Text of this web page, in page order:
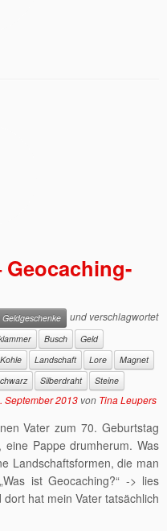
Geocaching-
Geldgeschenke
und verschlagwortet
Busch
Geld
Kohle Landschaft Lore
Magnet
Silberdraht
Steine
September 2013 von Tina Leupers
Vater zum 70. Geburtstag
Pappe drumherum. Was
Landschaftsformen, die man
ist Geocaching?“ -> lies
hat mein Vater tatsächlich